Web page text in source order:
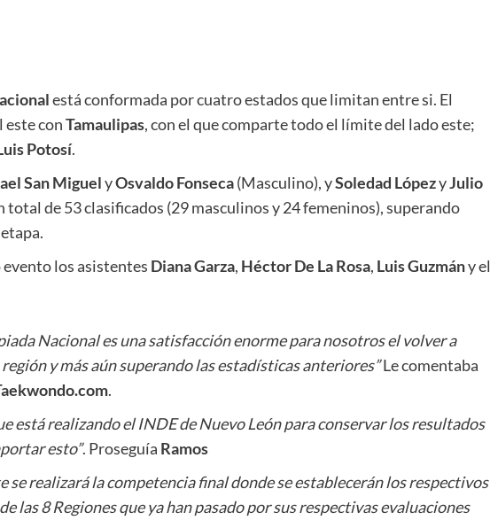
está conformada por cuatro estados que limitan entre si. El
este conTamaulipas, con el que comparte todo el límite del lado este;
Potosí.
San MiguelyOsvaldo Fonseca(Masculino), ySoledad LópezyJulio
total de 53 clasificados (29 masculinos y 24 femeninos), superando
los asistentes Diana Garza, Héctor De La Rosa, Luis Guzmány el
Nacional es una satisfacción enorme para nosotros el volver a
y más aún superando las estadísticas anteriores”Le comentaba
.
está realizando el INDE de Nuevo León para conservar los resultados
esto”. Proseguía Ramos
se realizará la competencia final donde se establecerán los respectivos
las 8 Regiones que ya han pasado por sus respectivas evaluaciones